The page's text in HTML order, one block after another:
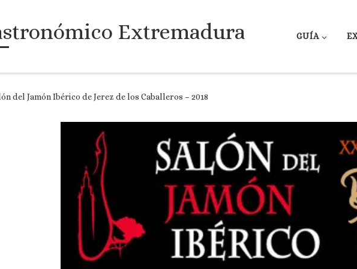
Extremadura GUÍA
del Jamón Ibérico de Jerez de los Caballeros – 2018